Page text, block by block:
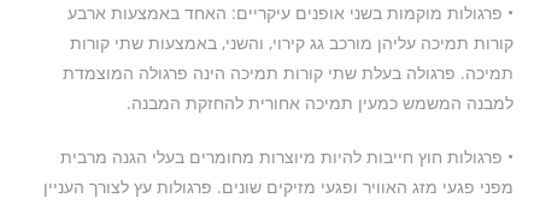
• פרגולות מוקמות בשני אופנים עיקריים: האחד באמצעות ארבע
קורות תמיכה עליהן מורכב גג קירוי, והשני, באמצעות שתי קורות
תמיכה. פרגולה בעלת שתי קורות תמיכה הינה פרגולה המוצמדת
למבנה המשמש כמעין תמיכה אחורית להחזקת המבנה.
• פרגולות חוץ חייבות להיות מיוצרות מחומרים בעלי הגנה מרבית
מפני פגעי מזג האוויר ופגעי מזיקים שונים. פרגולות עץ לצורך העניין